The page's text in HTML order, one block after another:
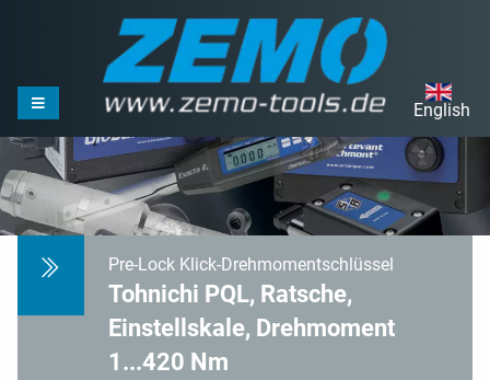
English
Pre-Lock Klick-Drehmomentschlüssel
Tohnichi PQL, Ratsche,
Einstellskale, Drehmoment
1...420 Nm